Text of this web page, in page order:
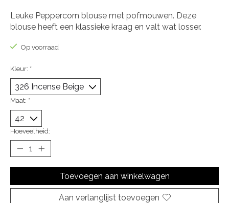
Leuke Peppercorn blouse met pofmouwen. Deze
blouse heeft een klassieke kraag en valt wat losser.
Op voorraad
Kleur: *
Maat: *
Hoeveelheid:
Toevoegen aan winkelwagen
Aan verlanglijst toevoegen